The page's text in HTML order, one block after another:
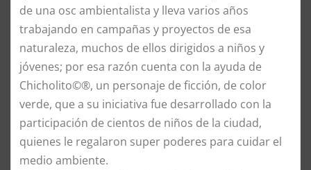
de una osc ambientalista y lleva varios años
trabajando en campañas y proyectos de esa
naturaleza, muchos de ellos dirigidos a niños y
jóvenes; por esa razón cuenta con la ayuda de
Chicholito©®, un personaje de ficción, de color
verde, que a su iniciativa fue desarrollado con la
participación de cientos de niños de la ciudad,
quienes le regalaron super poderes para cuidar el
medio ambiente.